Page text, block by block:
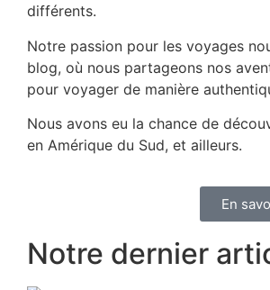
différents.
Notre passion pour les voyages
blog, où nous partageons nos
pour voyager de manière
Nous avons eu la chance de
en Amérique du Sud, et ailleurs.
En
Notre dernier